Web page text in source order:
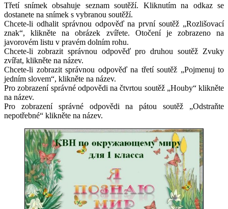
Třetí snímek obsahuje seznam soutěží. Kliknutím na odkaz se
dostanete na snímek s vybranou soutěží.
Chcete-li odhalit správnou odpověď na první soutěž „Rozlišovací
znak“, klikněte na obrázek zvířete. Otočení je zobrazeno na
javorovém listu v pravém dolním rohu.
Chcete-li zobrazit správnou odpověď pro druhou soutěž Zvuky
zvířat, klikněte na název.
Chcete-li zobrazit správnou odpověď na třetí soutěž „Pojmenuj to
jedním slovem“, klikněte na název.
Pro zobrazení správné odpovědi na čtvrtou soutěž „Houby“ klikněte
na název.
Pro zobrazení správné odpovědi na pátou soutěž „Odstraňte
nepotřebné“ klikněte na název.